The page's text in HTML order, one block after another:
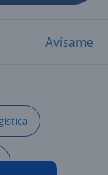
Avísame